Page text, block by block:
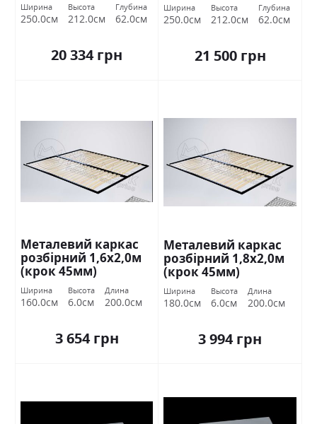
Ширина
250.0см
Высота
212.0см
Глубина
62.0см
20 334 грн
Ширина
250.0см
Высота
212.0см
Глубина
62.0см
21 500 грн
Металевий каркас
розбірний 1,6х2,0м
(крок 45мм)
Ширина
160.0см
Высота
6.0см
Длина
200.0см
3 654 грн
Металевий каркас
розбірний 1,8х2,0м
(крок 45мм)
Ширина
180.0см
Высота
6.0см
Длина
200.0см
3 994 грн